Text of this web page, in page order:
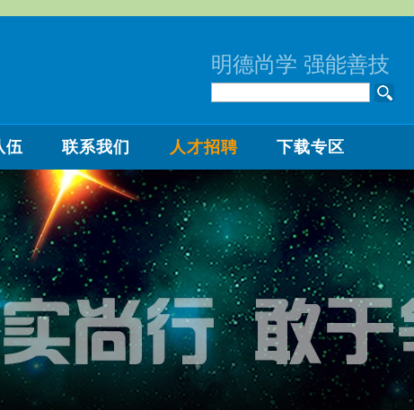
明德尚学 强能善技
伍 联系我们 人才招聘 下载专区